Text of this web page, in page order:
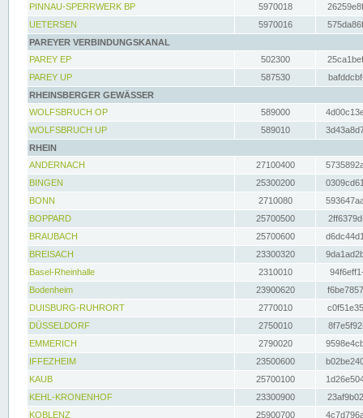
PINNAU-SPERRWERK BP
5970018
UETERSEN
5970016
PAREYER VERBINDUNGSKANAL
PAREY EP
502300
PAREY UP
587530
RHEINSBERGER GEWÄSSER
WOLFSBRUCH OP
589000
WOLFSBRUCH UP
589010
RHEIN
ANDERNACH
27100400
BINGEN
25300200
BONN
2710080
BOPPARD
25700500
BRAUBACH
25700600
BREISACH
23300320
Basel-Rheinhalle
2310010
Bodenheim
23900620
DUISBURG-RUHRORT
2770010
DÜSSELDORF
2750010
EMMERICH
2790020
IFFEZHEIM
23500600
KAUB
25700100
KEHL-KRONENHOF
23300900
KOBLENZ
25900700